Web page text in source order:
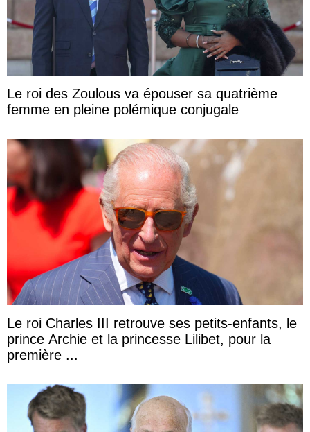
Le roi des Zoulous va épouser sa quatrième
femme en pleine polémique conjugale
Le roi Charles III retrouve ses petits-enfants, le
prince Archie et la princesse Lilibet, pour la
première ...